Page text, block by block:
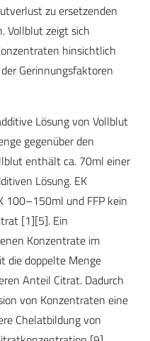
zu ersetzenden
Vollblut zeigt sich
hinsichtlich
Gerinnungsfaktoren
Lösung von Vollblut
gegenüber den
enthält ca. 70ml einer
Lösung. EK
und FFP kein
[1][5]. Ein
Konzentrate im
die doppelte Menge
Anteil Citrat. Dadurch
von Konzentraten eine
Chelatbildung von